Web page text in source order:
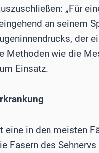
„Für
an seinem
der
Methoden wie die
Einsatz.
eine in den meisten
Fasern des